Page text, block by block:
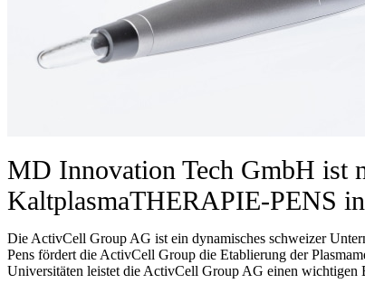
MD Innovation Tech GmbH ist
KaltplasmaTHERAPIE-PENS
Die ActivCell Group AG ist ein dynamisches schweizer
Pens fördert die ActivCell Group die Etablierung der
Universitäten leistet die ActivCell Group AG einen wichtigen